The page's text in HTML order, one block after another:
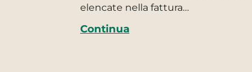
elencate nella fattura…
Continua